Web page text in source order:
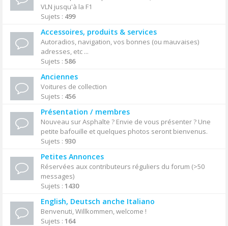
VLN jusqu'à la F1
Sujets : 499
Accessoires, produits & services
Autoradios, navigation, vos bonnes (ou mauvaises)
adresses, etc ...
Sujets : 586
Anciennes
Voitures de collection
Sujets : 456
Présentation / membres
Nouveau sur Asphalte ? Envie de vous présenter ? Une
petite bafouille et quelques photos seront bienvenus.
Sujets : 930
Petites Annonces
Réservées aux contributeurs réguliers du forum (>50
messages)
Sujets : 1430
English, Deutsch anche Italiano
Benvenuti, Willkommen, welcome !
Sujets : 164